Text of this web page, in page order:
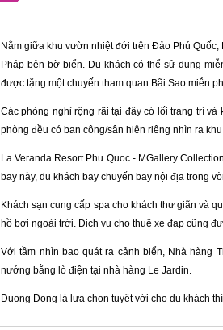
Nằm giữa khu vườn nhiệt đới trên Đảo Phú
Pháp bên bờ biển. Du khách có thể sử dụng
được tặng một chuyến tham quan Bãi Sao miễn
Các phòng nghỉ rộng rãi tại đây có lối trang trí
phòng đều có ban công/sân hiên riêng nhìn ra
La Veranda Resort Phu Quoc - MGallery
bay này, du khách bay chuyến bay nội địa trong
Khách sạn cung cấp spa cho khách thư giãn và
hồ bơi ngoài trời. Dịch vụ cho thuê xe đạp cũng
Với tầm nhìn bao quát ra cảnh biển, Nhà hàng
nướng bằng lò điện tại nhà hàng Le Jardin.
Duong Dong là lựa chọn tuyệt vời cho du khách